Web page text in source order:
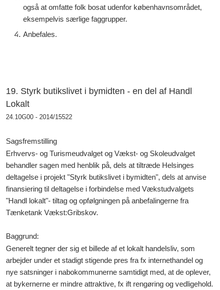
også at omfatte folk bosat udenfor københavnsområdet,
eksempelvis særlige faggrupper.
Anbefales.
19. Styrk butikslivet i bymidten - en del af Handl
Lokalt
24.10G00 - 2014/15522
Sagsfremstilling
Erhvervs- og Turismeudvalget og Vækst- og Skoleudvalget
behandler sagen med henblik på, dels at tiltræde Helsinges
deltagelse i projekt "Styrk butikslivet i bymidten", dels at anvise
finansiering til deltagelse i forbindelse med Vækstudvalgets
"Handl lokalt"- tiltag og opfølgningen på anbefalingerne fra
Tænketank Vækst:Gribskov.
Baggrund:
Generelt tegner der sig et billede af et lokalt handelsliv, som
arbejder under et stadigt stigende pres fra fx internethandel og
nye satsninger i nabokommunerne samtidigt med, at de oplever,
at bykernerne er mindre attraktive, fx ift rengøring og vedligehold.